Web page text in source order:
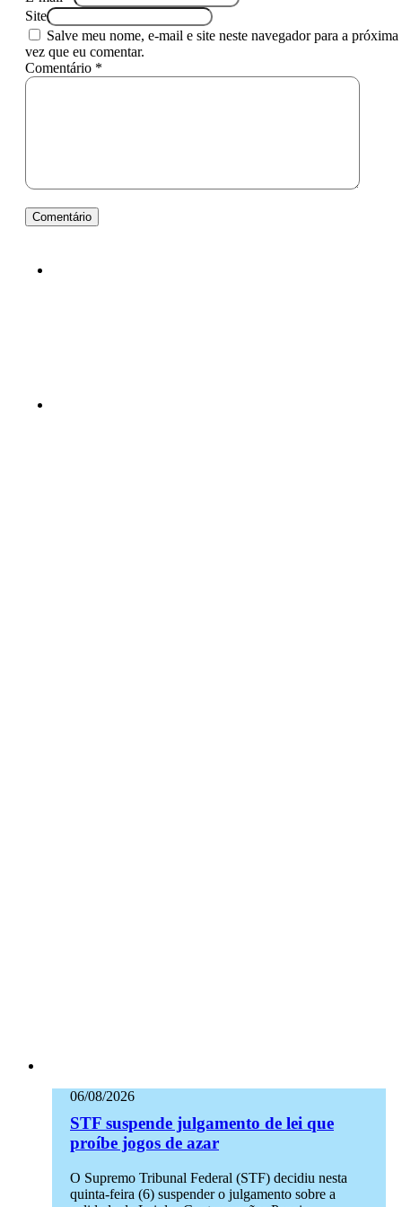
Site
Salve meu nome, e-mail e site neste navegador para a próxima
vez que eu comentar.
Comentário *
06/08/2026
STF suspende julgamento de lei que
proíbe jogos de azar
O Supremo Tribunal Federal (STF) decidiu nesta
quinta-feira (6) suspender o julgamento sobre a